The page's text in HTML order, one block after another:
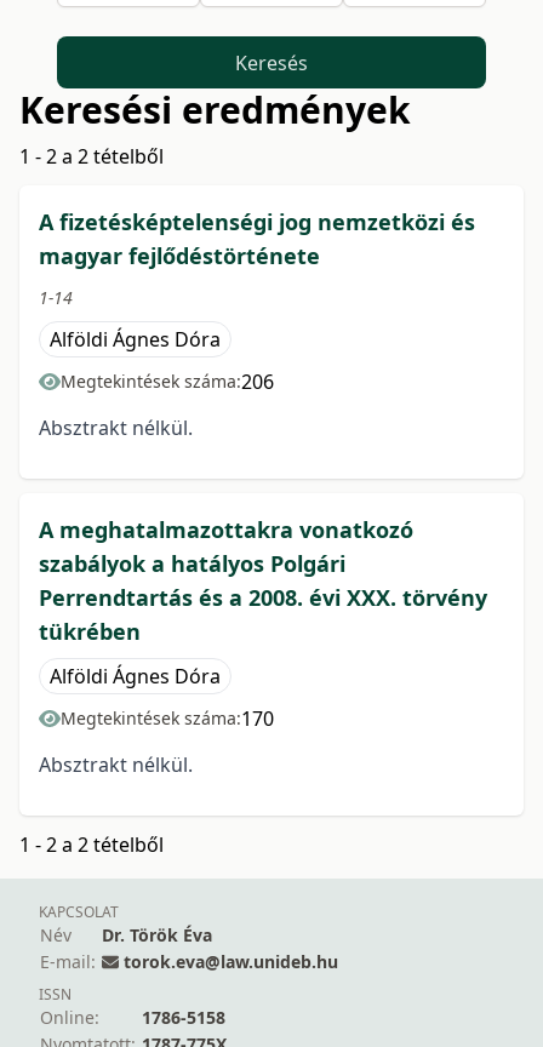
Keresés
Keresési eredmények
1 - 2 a 2 tételből
A fizetésképtelenségi jog nemzetközi és
magyar fejlődéstörténete
1-14
Alföldi Ágnes Dóra
Megtekintések száma:206
Absztrakt nélkül.
A meghatalmazottakra vonatkozó
szabályok a hatályos Polgári
Perrendtartás és a 2008. évi XXX. törvény
tükrében
Alföldi Ágnes Dóra
Megtekintések száma:170
Absztrakt nélkül.
1 - 2 a 2 tételből
KAPCSOLAT
Név
Dr. Török Éva
E-mail:
torok.eva@law.unideb.hu
ISSN
Online:
1786-5158